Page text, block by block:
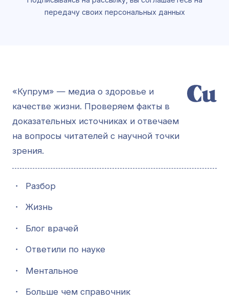
передачу своих персональных данных
«Купрум» — медиа о здоровье и
качестве жизни. Проверяем факты в
доказательных источниках и отвечаем
на вопросы читателей с научной точки
зрения.
・ Разбор
・ Жизнь
・ Блог врачей
・ Ответили по науке
・ Ментальное
・ Больше чем справочник